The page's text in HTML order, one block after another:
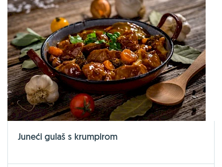
Juneći gulaš s krumpirom